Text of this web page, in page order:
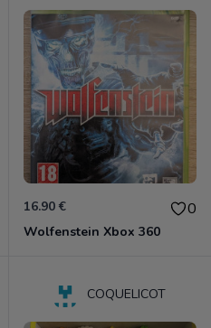
16.90 € 0
Wolfenstein Xbox 360
COQUELICOT